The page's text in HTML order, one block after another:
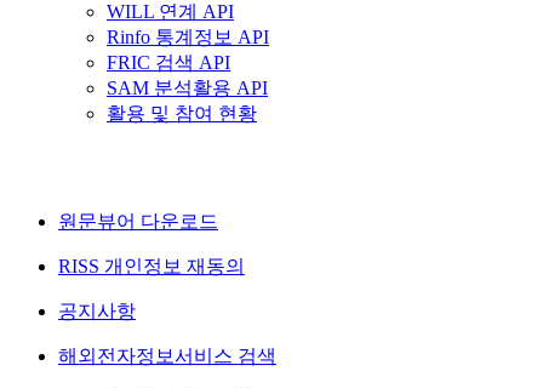
WILL 연계 API
Rinfo 통계정보 API
FRIC 검색 API
SAM 분석활용 API
활용 및 참여 현황
원문뷰어 다운로드
RISS 개인정보 재동의
공지사항
해외전자정보서비스 검색